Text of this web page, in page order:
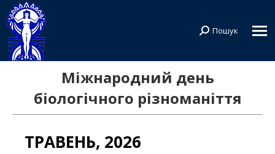
Search:
Пошук
Міжнародний день
біологічного різноманіття
ТРАВЕНЬ, 2026